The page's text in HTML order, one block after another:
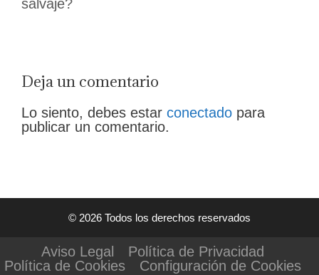
salvaje?
Deja un comentario
Lo siento, debes estar conectado para
publicar un comentario.
© 2026 Todos los derechos reservados
Aviso Legal
Política de Privacidad
Política de Cookies
Configuración de Cookies